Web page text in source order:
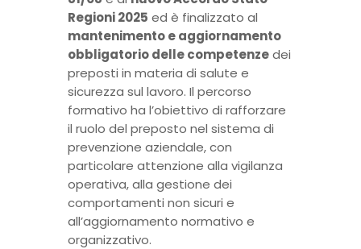
Regioni 2025 ed è finalizzato al
mantenimento e aggiornamento
obbligatorio delle competenzedei
preposti in materia di salute e
sicurezza sul lavoro. Il percorso
formativo ha l’obiettivo di rafforzare
il ruolo del preposto nel sistema di
prevenzione aziendale, con
particolare attenzione alla vigilanza
operativa, alla gestione dei
comportamenti non sicuri e
all’aggiornamento normativo e
organizzativo.